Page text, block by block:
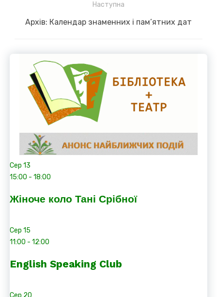
Наступна
Next
Архів: Календар знаменних і пам’ятних дат
Сер 13
15:00 - 18:00
Жіноче коло Тані Срібної
Сер 15
11:00 - 12:00
English Speaking Club
Сер 20